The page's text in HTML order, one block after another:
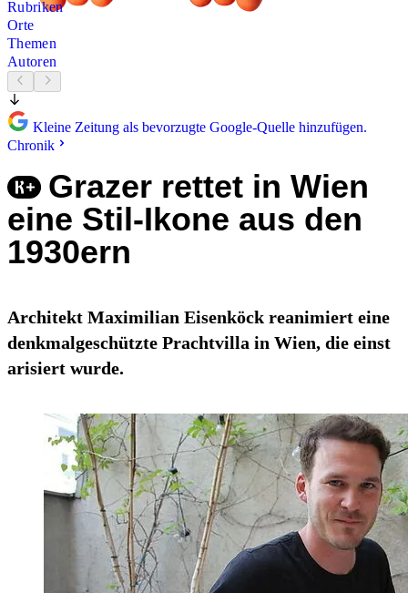
Rubriken
Orte
Themen
Autoren
Kleine Zeitung als bevorzugte Google-Quelle hinzufügen.
Chronik
Grazer rettet in Wien
eine Stil-Ikone aus den
1930ern
Architekt Maximilian Eisenköck reanimiert eine
denkmalgeschützte Prachtvilla in Wien, die einst
arisiert wurde.